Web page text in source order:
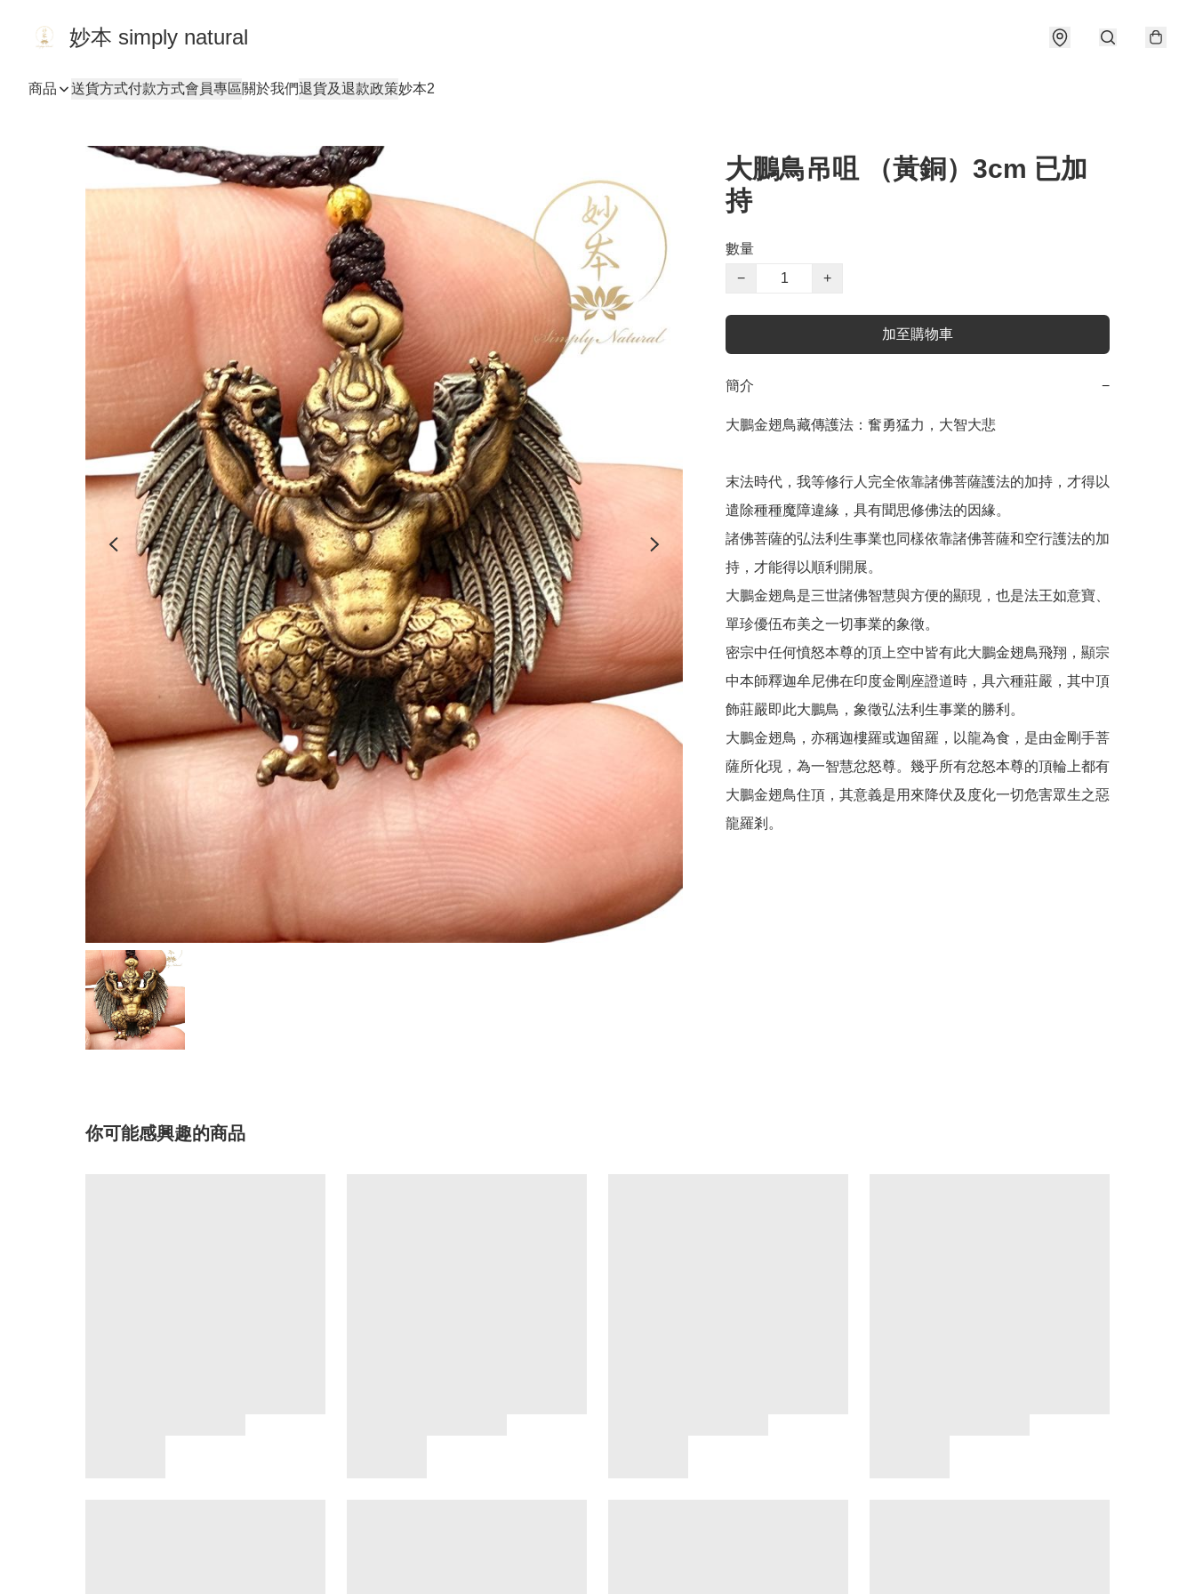
妙本 simply natural
商品 送貨方式付款方式會員專區關於我們退貨及退款政策妙本2
大鵬鳥吊咀 （黃銅）3cm 已加
持
數量
−
+
加至購物車
簡介 −
大鵬金翅鳥藏傳護法：奮勇猛力，大智大悲
末法時代，我等修行人完全依靠諸佛菩薩護法的加持，才得以
遣除種種魔障違緣，具有聞思修佛法的因緣。
諸佛菩薩的弘法利生事業也同樣依靠諸佛菩薩和空行護法的加
持，才能得以順利開展。
大鵬金翅鳥是三世諸佛智慧與方便的顯現，也是法王如意寶、
單珍優伍布美之一切事業的象徵。
密宗中任何憤怒本尊的頂上空中皆有此大鵬金翅鳥飛翔，顯宗
中本師釋迦牟尼佛在印度金剛座證道時，具六種莊嚴，其中頂
飾莊嚴即此大鵬鳥，象徵弘法利生事業的勝利。
大鵬金翅鳥，亦稱迦樓羅或迦留羅，以龍為食，是由金剛手菩
薩所化現，為一智慧忿怒尊。幾乎所有忿怒本尊的頂輪上都有
大鵬金翅鳥住頂，其意義是用來降伏及度化一切危害眾生之惡
你可能感興趣的商品